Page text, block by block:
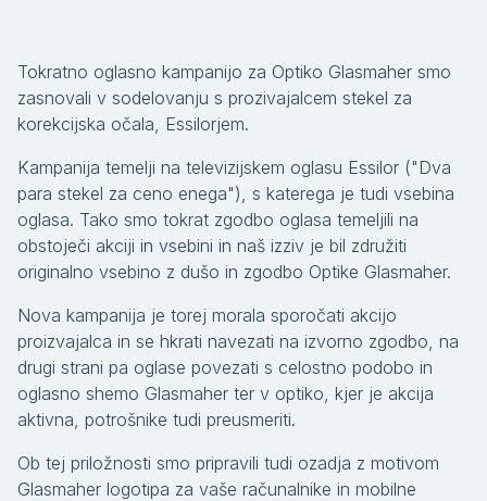
Tokratno oglasno kampanijo za Optiko Glasmaher smo
zasnovali v sodelovanju s prozivajalcem stekel za
korekcijska očala, Essilorjem.
Kampanija temelji na televizijskem oglasu Essilor ("Dva
para stekel za ceno enega"), s katerega je tudi vsebina
oglasa. Tako smo tokrat zgodbo oglasa temeljili na
obstoječi akciji in vsebini in naš izziv je bil združiti
originalno vsebino z dušo in zgodbo Optike Glasmaher.
Nova kampanija je torej morala sporočati akcijo
proizvajalca in se hkrati navezati na izvorno zgodbo, na
drugi strani pa oglase povezati s celostno podobo in
oglasno shemo Glasmaher ter v optiko, kjer je akcija
aktivna, potrošnike tudi preusmeriti.
Ob tej priložnosti smo pripravili tudi ozadja z motivom
Glasmaher logotipa za vaše računalnike in mobilne